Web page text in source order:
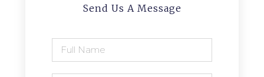
Send Us A Message